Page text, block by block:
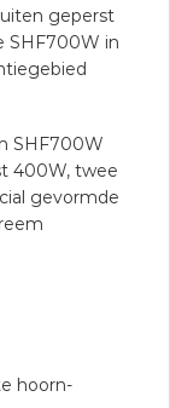
geperst
SHF700W in
SHF700W
400W, twee
gevormde
hoorn-